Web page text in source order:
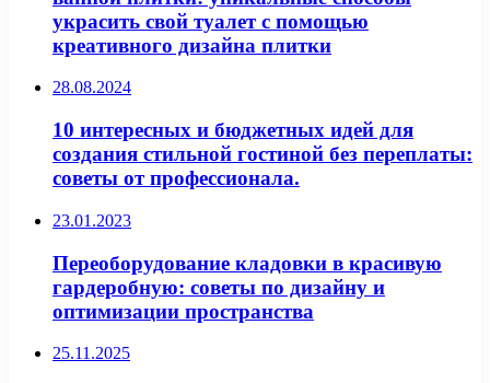
украсить свой туалет с помощью
креативного дизайна плитки
28.08.2024
10 интересных и бюджетных идей для
создания стильной гостиной без переплаты:
советы от профессионала.
23.01.2023
Переоборудование кладовки в красивую
гардеробную: советы по дизайну и
оптимизации пространства
25.11.2025